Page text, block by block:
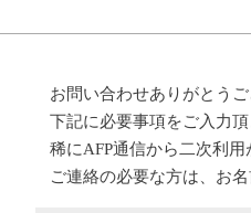
お問い合わせありがとうご
下記に必要事項をご入力
稀にAFP通信から二次利
ご連絡の必要な方は、お